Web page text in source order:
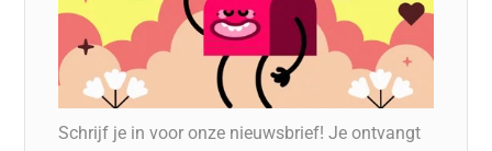
Schrijf je in voor onze nieuwsbrief! Je ontvangt